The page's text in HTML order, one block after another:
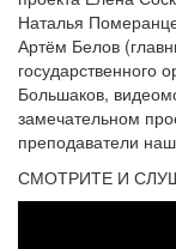
Наталья
Артём Белов
государственного
Большаков,
замечательном
преподаватели
СМОТРИТЕ И